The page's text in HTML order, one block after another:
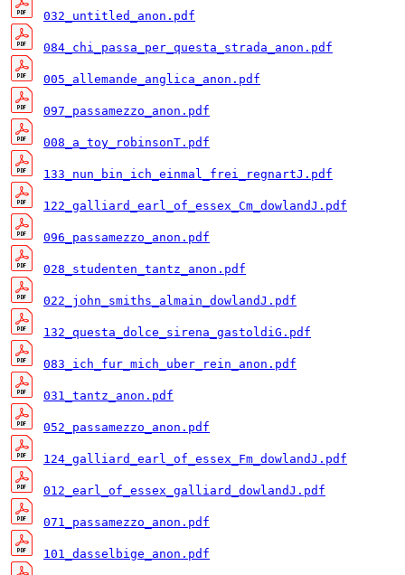
032_untitled_anon.pdf
084_chi_passa_per_questa_strada_anon.pdf
005_allemande_anglica_anon.pdf
097_passamezzo_anon.pdf
008_a_toy_robinsonT.pdf
133_nun_bin_ich_einmal_frei_regnartJ.pdf
122_galliard_earl_of_essex_Cm_dowlandJ.pdf
096_passamezzo_anon.pdf
028_studenten_tantz_anon.pdf
022_john_smiths_almain_dowlandJ.pdf
132_questa_dolce_sirena_gastoldiG.pdf
083_ich_fur_mich_uber_rein_anon.pdf
031_tantz_anon.pdf
052_passamezzo_anon.pdf
124_galliard_earl_of_essex_Fm_dowlandJ.pdf
012_earl_of_essex_galliard_dowlandJ.pdf
071_passamezzo_anon.pdf
101_dasselbige_anon.pdf